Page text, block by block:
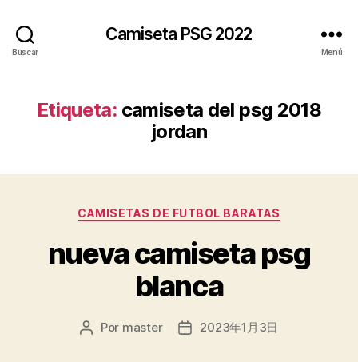
Buscar
Camiseta PSG 2022
Menú
Etiqueta: camiseta del psg 2018
jordan
Categorías
CAMISETAS DE FUTBOL BARATAS
nueva camiseta psg
blanca
Autor
Por master
Fecha2023年1月3日